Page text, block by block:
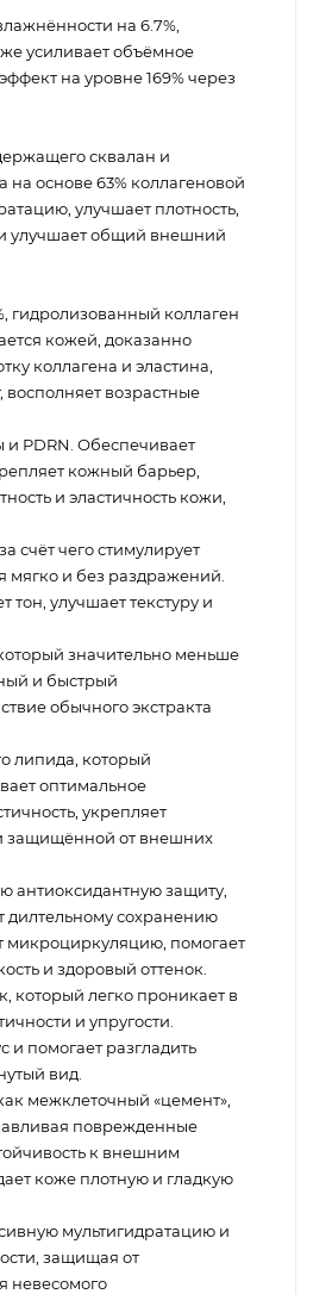
на 6.7%,
усиливает объёмное
на уровне 169% через
сквалан и
основе 63% коллагеновой
улучшает плотность,
и улучшает общий внешний
гидролизованный коллаген
кожей, доказанно
коллагена и эластина,
возрастные
PDRN. Обеспечивает
кожный барьер,
и эластичность кожи,
счёт чего стимулирует
мягко и без раздражений.
улучшает текстуру и
значительно меньше
и быстрый
обычного экстракта
липида, который
оптимальное
укрепляет
защищённой от внешних
антиоксидантную защиту,
дилтельному сохранению
микроциркуляцию, помогает
и здоровый оттенок.
который легко проникает в
и упругости.
и помогает разгладить
вид.
межклеточный «цемент»,
поврежденные
к внешним
коже плотную и гладкую
мультигидратацию и
защищая от
невесомого